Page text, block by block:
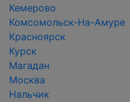
Кемерово
Комсомольск-На-Амуре
Красноярск
Курск
Магадан
Москва
Нальчик